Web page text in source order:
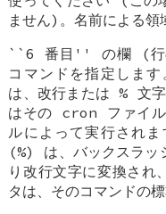
ません)。名前による領
``6 番目'' の欄 (行の
コマンドを指定しま
は、改行または % 文
はその cron ファイ
ルによって実行され
(%) は、バックスラ
り改行文字に変換さ
タは、そのコマンドの